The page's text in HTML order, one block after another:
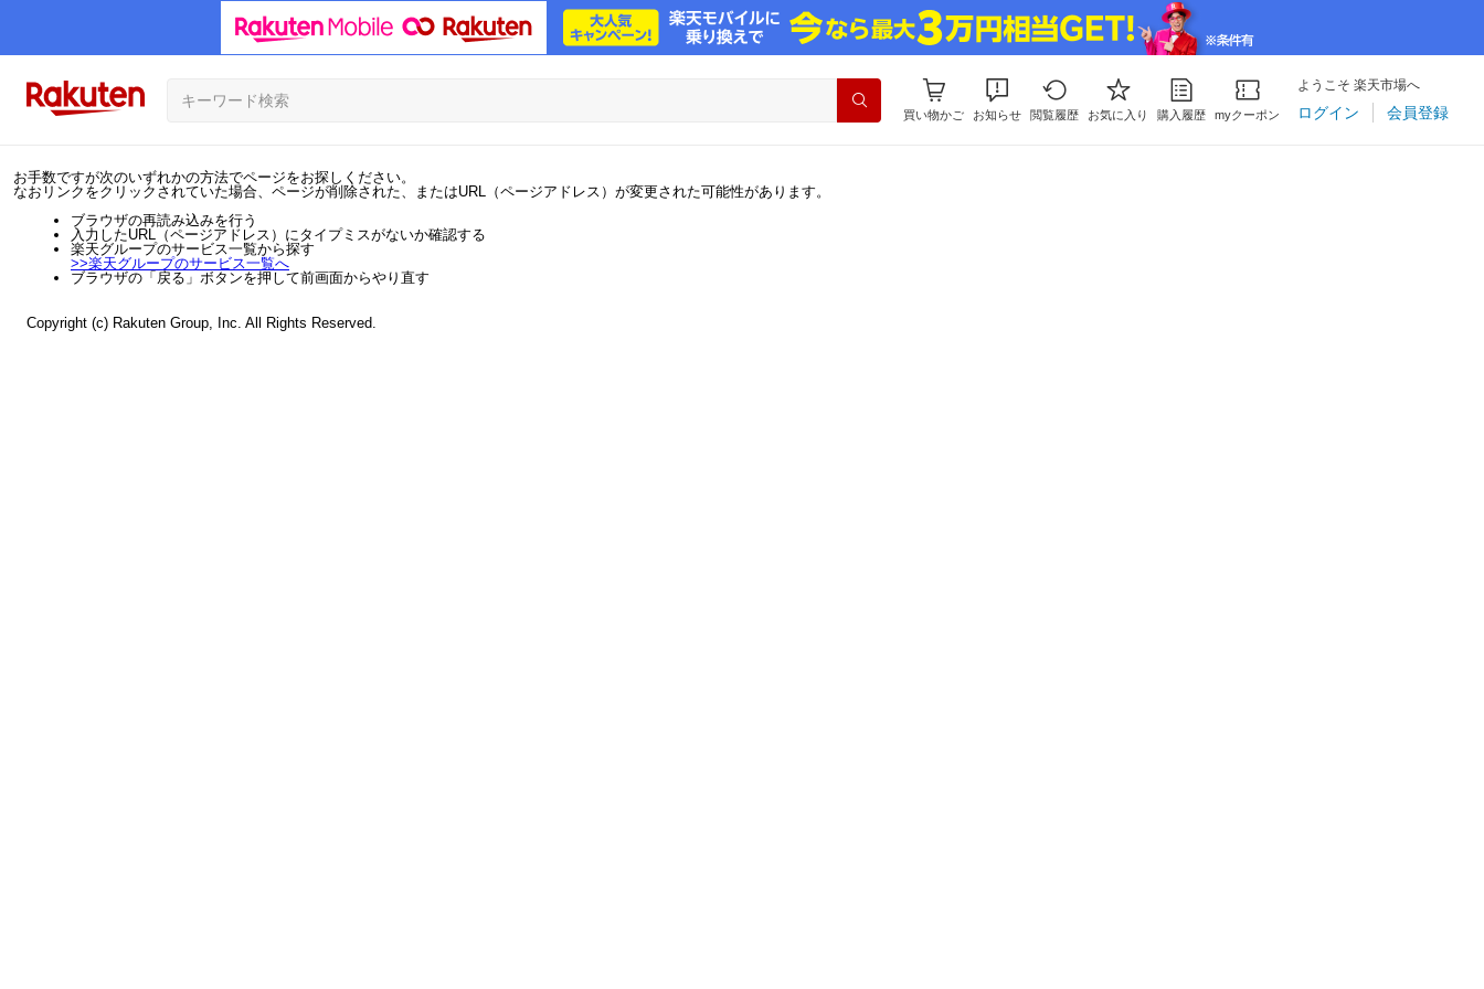
買い物かご お知らせ 閲覧履歴 お気に入り 購入履歴 myクーポン
ようこそ 楽天市場へ
ログイン 会員登録
お手数ですが次のいずれかの方法でページをお探しください。
なおリンクをクリックされていた場合、ページが削除された、またはURL（ページアドレス）が変更された可能性があります。
ブラウザの再読み込みを行う
入力したURL（ページアドレス）にタイプミスがないか確認する
楽天グループのサービス一覧から探す
>>楽天グループのサービス一覧へ
ブラウザの「戻る」ボタンを押して前画面からやり直す
Copyright (c) Rakuten Group, Inc. All Rights Reserved.